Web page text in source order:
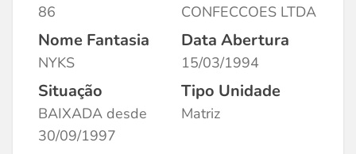
86
CONFECCOES LTDA
Nome Fantasia
NYKS
Data Abertura
15/03/1994
Situação
BAIXADA desde
30/09/1997
Tipo Unidade
Matriz